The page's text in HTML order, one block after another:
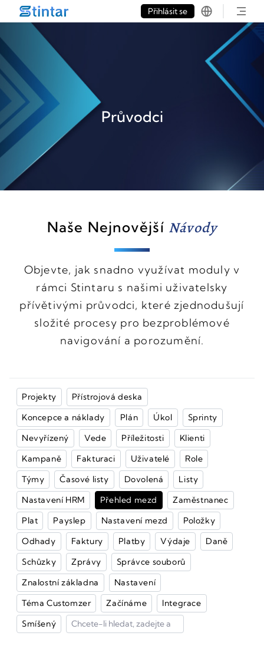
put google tag in file
Přihlásit se
Průvodci
Naše Nejnovější Návody
Objevte, jak snadno využívat moduly v
rámci Stintaru s našimi uživatelsky
přívětivými průvodci, které zjednodušují
složité procesy pro bezproblémové
navigování a porozumění.
Projekty
Přístrojová deska
Koncepce a náklady
Plán Úkol
Sprinty
Nevyřízený
Vede Příležitosti
Klienti
Kampaně
Fakturaci Uživatelé
Role
Týmy
Časové listy Dovolená
Listy
Nastavení HRM
Přehled mezd
Zaměstnanec
Plat
Payslep Nastavení mezd
Položky
Odhady
Faktury Platby Výdaje
Daně
Schůzky
Zprávy
Správce souborů
Znalostní základna
Nastavení
Téma Customzer
Začínáme
Integrace
Smíšený